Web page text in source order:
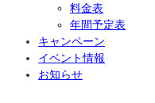
料金表
年間予定表
キャンペーン
イベント情報
お知らせ